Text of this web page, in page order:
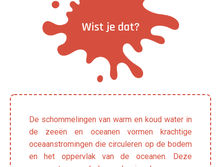
Wist je dat?
De schommelingen van warm en koud water in
de zeeën en oceanen vormen krachtige
oceaanstromingen die circuleren op de bodem
en het oppervlak van de oceanen. Deze